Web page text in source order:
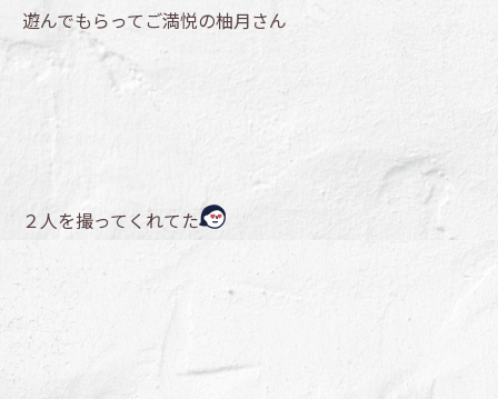
遊んでもらってご満悦の柚月さん
２人を撮ってくれてた